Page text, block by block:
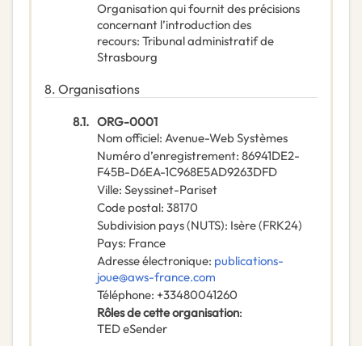
Organisation qui fournit des précisions
concernant l’introduction des
recours: Tribunal administratif de
Strasbourg
8. Organisations
8.1. ORG-0001
Nom officiel: Avenue-Web Systèmes
Numéro d’enregistrement: 86941DE2-
F45B-D6EA-1C968E5AD9263DFD
Ville: Seyssinet-Pariset
Code postal: 38170
Subdivision pays (NUTS): Isère(FRK24)
Pays: France
Adresse électronique: publications-
joue@aws-france.com
Téléphone: +33480041260
Rôles de cette organisation:
TED eSender